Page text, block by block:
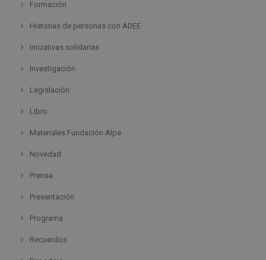
Formación
Historias de personas con ADEE
Iniciativas solidarias
Investigación
Legislación
Libro
Materiales Fundación Alpe
Novedad
Prensa
Presentación
Programa
Recuerdos